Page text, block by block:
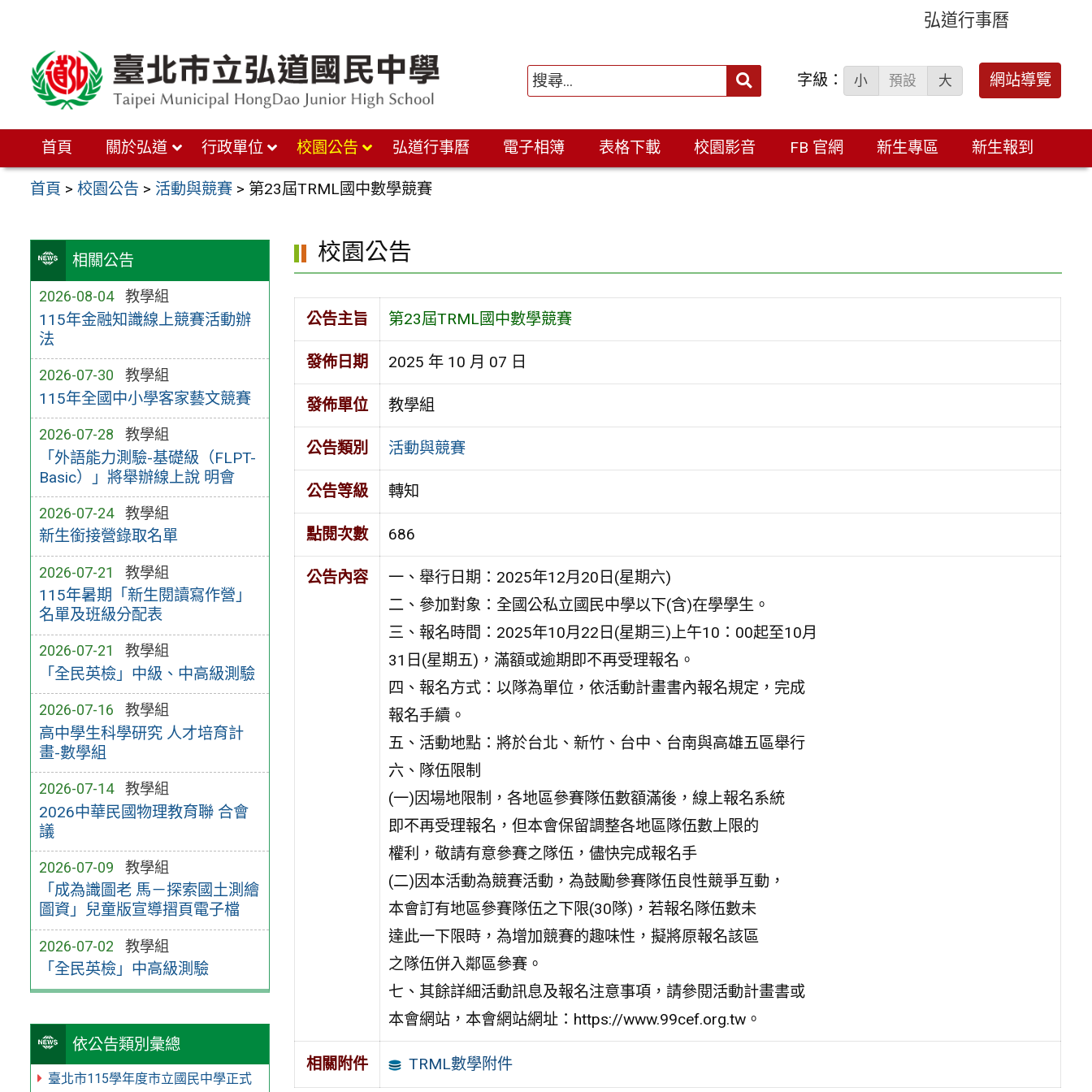
弘道行事曆
搜
字級： 小 預設 大 網站導覽
首頁 關於弘道 行政單位 校園公告 弘道行事曆 電子相簿 表格下載 校園影音 FB 官網 新生專區 新生報到
首頁 >校園公告 > 活動與競賽 > 第23屆TRML國中數學競賽
相關公告
2026-08-04 教學組
115年金融知識線上競賽活動辦
法
2026-07-30 教學組
115年全國中小學客家藝文競賽
2026-07-28 教學組
「外語能力測驗-基礎級（FLPT-
Basic）」將舉辦線上說 明會
2026-07-24 教學組
新生銜接營錄取名單
2026-07-21 教學組
115年暑期「新生閱讀寫作營」
名單及班級分配表
2026-07-21 教學組
「全民英檢」中級、中高級測驗
2026-07-16 教學組
高中學生科學研究 人才培育計
畫-數學組
2026-07-14 教學組
2026中華民國物理教育聯 合會
議
2026-07-09 教學組
「成為識圖老 馬－探索國土測繪
圖資」兒童版宣導摺頁電子檔
2026-07-02 教學組
「全民英檢」中高級測驗
依公告類別彙總
臺北市115學年度市立國民中學正式
校園公告
公告主旨 第23屆TRML國中數學競賽
發佈日期 2025 年 10 月 07 日
發佈單位 教學組
公告類別 活動與競賽
公告等級 轉知
點閱次數 686
公告內容
一、舉行日期：2025年12月20日(星期六)
二、參加對象：全國公私立國民中學以下(含)在學學生。
三、報名時間：2025年10月22日(星期三)上午10：00起至10月
31日(星期五)，滿額或逾期即不再受理報名。
四、報名方式：以隊為單位，依活動計畫書內報名規定，完成
報名手續。
五、活動地點：將於台北、新竹、台中、台南與高雄五區舉行
六、隊伍限制
(一)因場地限制，各地區參賽隊伍數額滿後，線上報名系統
即不再受理報名，但本會保留調整各地區隊伍數上限的
權利，敬請有意參賽之隊伍，儘快完成報名手
(二)因本活動為競賽活動，為鼓勵參賽隊伍良性競爭互動，
本會訂有地區參賽隊伍之下限(30隊)，若報名隊伍數未
達此一下限時，為增加競賽的趣味性，擬將原報名該區
之隊伍併入鄰區參賽。
七、其餘詳細活動訊息及報名注意事項，請參閱活動計畫書或
本會網站，本會網站網址：https://www.99cef.org.tw。
相關附件 TRML數學附件